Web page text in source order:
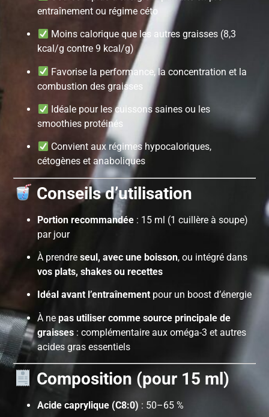
entraînement ou régime céto
Moins calorique que les autres graisses (8,3
kcal/g contre 9 kcal/g)
Favorise la performance, la concentration et la
combustion des graisses
Idéale pour les cuissons saines ou les
smoothies protéinés
Convient aux régimes hypocaloriques,
cétogènes et anaboliques
Conseils d’utilisation
Portion recommandée : 15 ml (1 cuillère à soupe)
par jour
À prendreseul, avec une boisson, ou intégré dans
vos plats, shakes ou recettes
Idéal avant l’entraînement pour un boost d’énergie
À nepas utiliser comme source principale de
graisses : complémentaire aux oméga-3 et autres
acides gras essentiels
Composition (pour 15 ml)
Acide caprylique (C8:0) : 50–65 %